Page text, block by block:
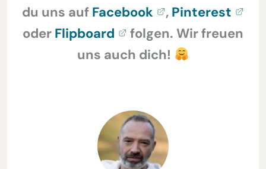
du uns auf Facebook , Pinterest
oder Flipboard
folgen. Wir freuen
uns auch dich!